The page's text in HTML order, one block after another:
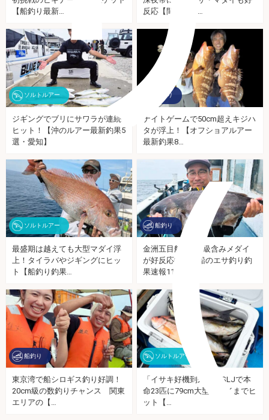
（
【船釣り最新…
反応【間瀬沖・…
ソルトルアー
ジギングでブリにサワラが連続
ヒット！【沖のルアー最新釣果5
選・愛知】
船釣り
ナイトゲームで50cm超えキジハ
タが浮上！【オフショアルアー
最新釣果8…
ソルトルアー
最盛期は越えても大型マダイ浮
上！タイラバやジギングにヒッ
ト【船釣り釣果…
船釣り
金洲五目船で6kg級含みメダイ
が好反応中！【船のエサ釣り釣
果速報11選…
船釣り
東京湾で船シロギス釣り好調！
20cm級の数釣りチャンス 関東
エリアの【…
ソルトルアー
「イサキ好機到来！」SLJで本
命23匹に79cm大型マダイまでヒ
ット【…